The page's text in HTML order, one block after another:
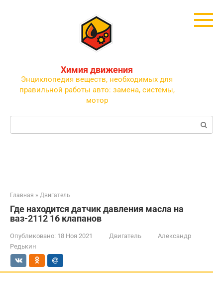
Химия движения
Энциклопедия веществ, необходимых для
правильной работы авто: замена, системы,
мотор
Поиск:
Главная » Двигатель
Где находится датчик давления масла на
ваз-2112 16 клапанов
Опубликовано: 18 Ноя 2021 Двигатель
Александр
Редькин